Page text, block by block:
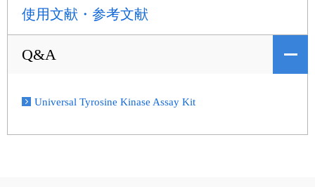
使用文献・参考文献
Q&A
Universal Tyrosine Kinase Assay Kit